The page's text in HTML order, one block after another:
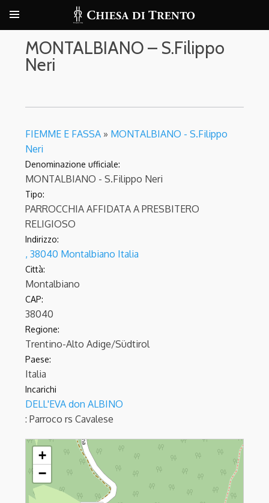
MONTALBIANO – S.Filippo
Neri
FIEMME E FASSA » MONTALBIANO - S.Filippo
Neri
Denominazione ufficiale:
MONTALBIANO - S.Filippo Neri
Tipo:
PARROCCHIA AFFIDATA A PRESBITERO
RELIGIOSO
Indirizzo:
, 38040 Montalbiano Italia
Città:
Montalbiano
CAP:
38040
Regione:
Trentino-Alto Adige/Südtirol
Paese:
Italia
Incarichi
DELL'EVA don ALBINO
: Parroco rs Cavalese
MONTALBIANO - S.Filippo Neri
+
−